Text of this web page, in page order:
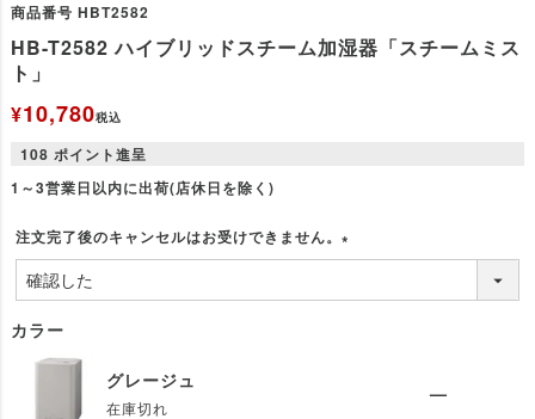
商品番号 HBT2582
HB-T2582 ハイブリッドスチーム加湿器「スチームミス
ト」
¥10,780税込
108 ポイント進呈
1～3営業日以内に出荷(店休日を除く)
注文完了後のキャンセルはお受けできません。
必
カラー
グレージュ
在庫切れ
—